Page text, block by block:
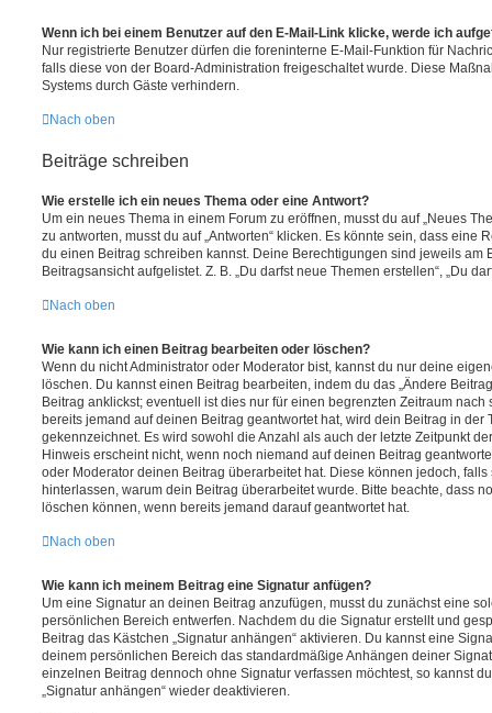
Wenn ich bei einem Benutzer auf den E-Mail-Link klicke, werde ich
Nur registrierte Benutzer dürfen die foreninterne E-Mail-Funktion für
falls diese von der Board-Administration freigeschaltet wurde. Diese
Systems durch Gäste verhindern.
Nach oben
Beiträge schreiben
Wie erstelle ich ein neues Thema oder eine Antwort?
Um ein neues Thema in einem Forum zu eröffnen, musst du auf „Neues
zu antworten, musst du auf „Antworten“ klicken. Es könnte sein, dass eine
du einen Beitrag schreiben kannst. Deine Berechtigungen sind jeweils am
Beitragsansicht aufgelistet. Z. B. „Du darfst neue Themen erstellen“, „Du
Nach oben
Wie kann ich einen Beitrag bearbeiten oder löschen?
Wenn du nicht Administrator oder Moderator bist, kannst du nur deine
löschen. Du kannst einen Beitrag bearbeiten, indem du das „Ändere
Beitrag anklickst; eventuell ist dies nur für einen begrenzten Zeitraum
bereits jemand auf deinen Beitrag geantwortet hat, wird dein Beitrag in der
gekennzeichnet. Es wird sowohl die Anzahl als auch der letzte Zeitpunkt
Hinweis erscheint nicht, wenn noch niemand auf deinen Beitrag
oder Moderator deinen Beitrag überarbeitet hat. Diese können jedoch,
hinterlassen, warum dein Beitrag überarbeitet wurde. Bitte beachte, dass
löschen können, wenn bereits jemand darauf geantwortet hat.
Nach oben
Wie kann ich meinem Beitrag eine Signatur anfügen?
Um eine Signatur an deinen Beitrag anzufügen, musst du zunächst eine
persönlichen Bereich entwerfen. Nachdem du die Signatur erstellt und
Beitrag das Kästchen „Signatur anhängen“ aktivieren. Du kannst eine
deinem persönlichen Bereich das standardmäßige Anhängen deiner
einzelnen Beitrag dennoch ohne Signatur verfassen möchtest, so kannst
„Signatur anhängen“ wieder deaktivieren.